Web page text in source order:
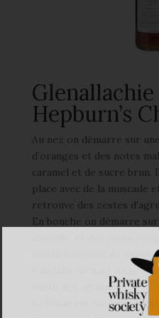
Glenallachie
Hepburn’s
Au nez on démarre sur
d’oranges et des notes
caramel et de sucre brun.
place avec de la muscade
retrouve des zestes
En bouche on démarre
cassis avec tout de même
s’installe du miel, un
subtil des agrumes.
La finale est